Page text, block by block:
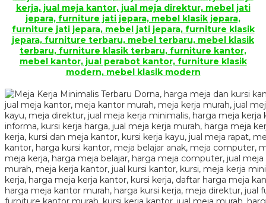
kerja, jual meja kantor, jual meja direktur, mebel jati
jepara, furniture jati jepara, mebel klasik jepara,
furniture jati jepara, mebel jati jepara, furniture klasik
jepara, furniture terbaru, mebel terbaru, mebel klasik
terbaru, furniture klasik terbaru, furniture kantor,
mebel kantor, jual perabot kantor, furniture klasik
modern, mebel klasik modern